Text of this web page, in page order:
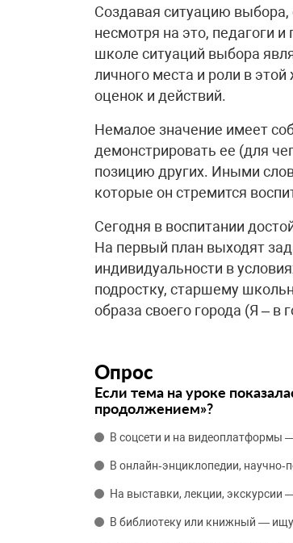
Создавая ситуацию выбора,
несмотря на это, педагоги
школе ситуаций выбора
личного места и роли в
оценок и действий.
Немалое значение имеет
демонстрировать ее (для
позицию других. Иными
которые он стремится
Сегодня в воспитании
На первый план выходят
индивидуальности в
подростку, старшему
образа своего города (Я – в
Опрос
Если тема на уроке
продолжением»?
В соцсети и на видеоплатформы
В онлайн‑энциклопедии,
На выставки, лекции,
В библиотеку или книжный — ищу